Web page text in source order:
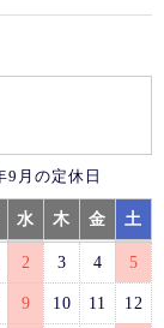
9月の定休日
水 木 金 土
2 3 4 5
9 10 11 12